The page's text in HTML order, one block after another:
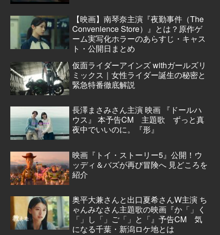
【映画】南琴奈主演『夜勤事件（The
Convenience Store）』とは？原作ゲ
ーム実写化ホラーのあらすじ・キャス
ト・公開日まとめ
仮面ライダーアインズ withガールズリ
ミックス｜女性ライダー誕生の秘密と
緊急特番徹底解説
長澤まさみさん主演 映画 『ドールハ
ウス』 本予告CM 主題歌 ずっと真
夜中でいいのに。『形』
映画『トイ・ストーリー5』公開！ウ
ッディ＆バズが再び冒険へ 見どころを
紹介
奥平大兼さんと出口夏希さんW主演 ち
ゃんみなさん主題歌の映画『か「」く
「」し「」ご「」と「』予告CM 気
になる千葉・新潟ロケ地とは